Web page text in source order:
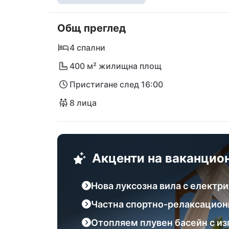
Радуча - перфектен за спокоен ден на
супермаркети и отлични ресторанти
историческия град Шибеник или
привлекателност и незабравими
Общ преглед
4 спални
400 м² жилищна площ
Пристигане след 16:00
8 лица
Акценти на
Нова луксозна вила с
Частна спортно-
Отопляем плувен басейн с